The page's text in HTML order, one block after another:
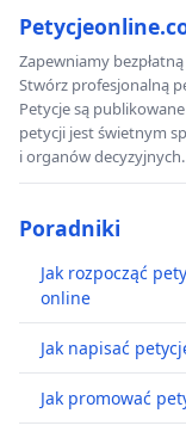
Zapewniamy
Stwórz profesjonalną
Petycje są
petycji jest świetnym
i organów decyzyjnych.
Poradniki
Jak rozpocząć
online
Jak napisać
Jak promować